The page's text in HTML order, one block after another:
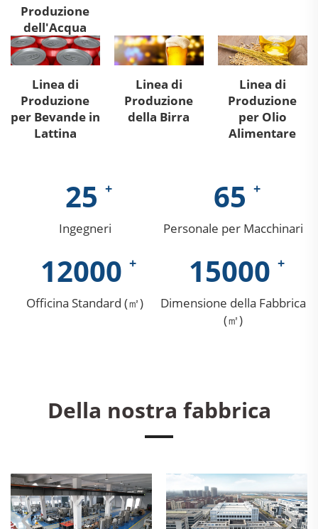
Produzione
dell'Acqua
Linea di
Produzione
per Bevande in
Lattina
Linea di
Produzione
della Birra
Linea di
Produzione
per Olio
Alimentare
25
Ingegneri
65
Personale per Macchinari
12000
Officina Standard (㎡)
15000
Dimensione della Fabbrica
(㎡)
Della nostra fabbrica